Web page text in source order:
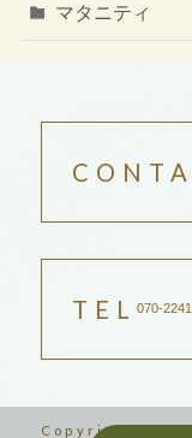
マタニティ
TEL 070-
Copyright ©2023